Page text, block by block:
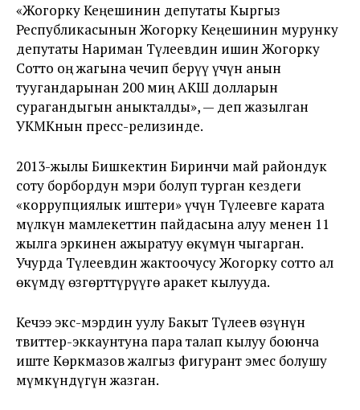
«Жогорку Кеңешинин депутаты Кыргыз
Республикасынын Жогорку Кеңешинин мурунку
депутаты Нариман Түлеевдин ишин Жогорку
Сотто оң жагына чечип берүү үчүн анын
туугандарынан 200 миң АКШ долларын
сурагандыгын аныкталды», — деп жазылган
УКМКнын пресс-релизинде.
2013-жылы Бишкектин Биринчи май райондук
соту борбордун мэри болуп турган кездеги
«коррупциялык иштери» үчүн Түлеевге карата
мүлкүн мамлекеттин пайдасына алуу менен 11
жылга эркинен ажыратуу өкүмүн чыгарган.
Учурда Түлеевдин жактоочусу Жогорку сотто ал
өкүмдү өзгөрттүрүүгө аракет кылууда.
Кечээ экс-мэрдин уулу Бакыт Түлеев өзүнүн
твиттер-эккаунтуна пара талап кылуу боюнча
иште Көркмазов жалгыз фигурант эмес болушу
мүмкүндүгүн жазган.